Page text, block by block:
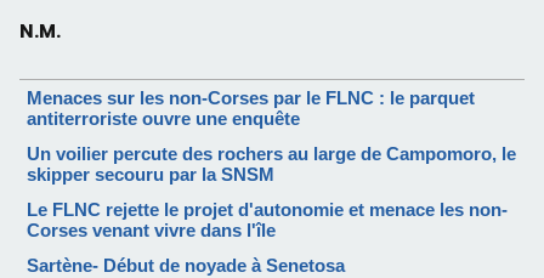
N.M.
Menaces sur les non-Corses par le FLNC : le parquet
antiterroriste ouvre une enquête
Un voilier percute des rochers au large de Campomoro, le
skipper secouru par la SNSM
Le FLNC rejette le projet d'autonomie et menace les non-
Corses venant vivre dans l'île
Sartène- Début de noyade à Senetosa